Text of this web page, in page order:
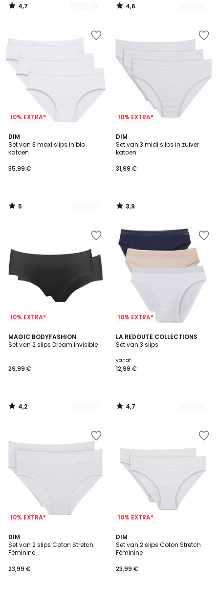
4,7
/
4,6
/
10% EXTRA*
DIM
Set van 3 maxi slips in bio
katoen
35,99 €
5
/
5
2
Kleuren
5
/
10% EXTRA*
DIM
Set van 3 midi slips in zuiver
katoen
31,99 €
3,9
/ 5
3,9
/
10% EXTRA*
MAGIC BODYFASHION
Set van 2 slips Dream Invisible
29,99 €
4,2
/ 5
2
Kleuren
4,2
/
10% EXTRA*
LA REDOUTE COLLECTIONS
Set van 3 slips
vanaf
12,99 €
4,7
/ 5
3
Kleuren
4,7
/
10% EXTRA*
DIM
Set van 2 slips Coton Stretch
Féminine
23,99 €
4,3
/ 5
2
Kleuren
10% EXTRA*
DIM
Set van 2 slips Coton Stretch
Féminine
23,99 €
3,6
/ 5
2
Kleuren